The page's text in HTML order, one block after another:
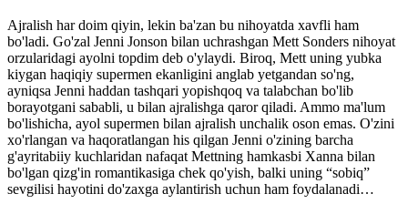
Ajralish har doim qiyin, lekin ba'zan bu nihoyatda xavfli ham
bo'ladi. Go'zal Jenni Jonson bilan uchrashgan Mett Sonders nihoyat
orzularidagi ayolni topdim deb o'ylaydi. Biroq, Mett uning yubka
kiygan haqiqiy supermen ekanligini anglab yetgandan so'ng,
ayniqsa Jenni haddan tashqari yopishqoq va talabchan bo'lib
borayotgani sababli, u bilan ajralishga qaror qiladi. Ammo ma'lum
bo'lishicha, ayol supermen bilan ajralish unchalik oson emas. O'zini
xo'rlangan va haqoratlangan his qilgan Jenni o'zining barcha
g'ayritabiiy kuchlaridan nafaqat Mettning hamkasbi Xanna bilan
bo'lgan qizg'in romantikasiga chek qo'yish, balki uning “sobiq”
sevgilisi hayotini do'zaxga aylantirish uchun ham foydalanadi…